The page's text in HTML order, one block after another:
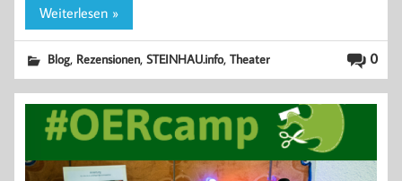
Weiterlesen »
0
Blog, Rezensionen,STEINHAU.info,Theater